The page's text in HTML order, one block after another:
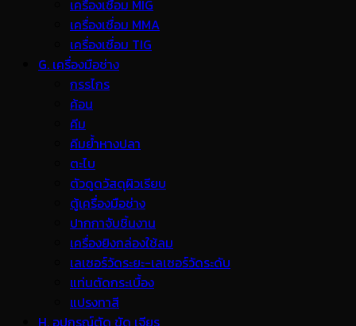
เครื่องเชื่อม MIG
เครื่องเชื่อม MMA
เครื่องเชื่อม TIG
G. เครื่องมือช่าง
กรรไกร
ค้อน
คีม
คีมย้ำหางปลา
ตะไบ
ตัวดูดวัสดุผิวเรียบ
ตู้เครื่องมือช่าง
ปากกาจับชิ้นงาน
เครื่องยิงกล่องใช้ลม
เลเซอร์วัดระยะ-เลเซอร์วัดระดับ
แท่นตัดกระเบื้อง
แปรงทาสี
H. อุปกรณ์ตัด ขัด เจียร